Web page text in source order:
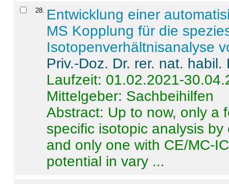
28. Entwicklung einer
MS Kopplung für die
Isotopenverhältnisanalyse
Priv.-Doz. Dr. rer. nat.
Laufzeit: 01.02.2021-
Mittelgeber: Sachbeihilfen
Abstract: Up to now, only a
specific isotopic analysis
and only one with CE/MC-
potential in vary ...